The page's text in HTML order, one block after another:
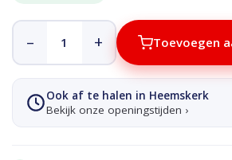
– + Toevoegen
Ook af te halen in Heemskerk
Bekijk onze openingstijden ›